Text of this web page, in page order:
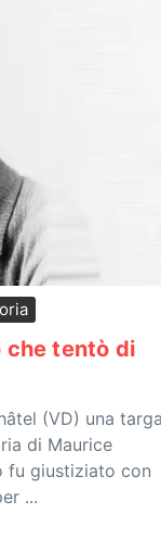
che tentò di
(VD) una targa
di Maurice
fu giustiziato con
...